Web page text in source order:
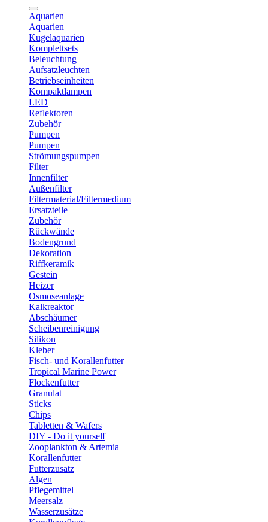
Aquarien
Aquarien
Kugelaquarien
Komplettsets
Beleuchtung
Aufsatzleuchten
Betriebseinheiten
Kompaktlampen
LED
Reflektoren
Zubehör
Pumpen
Pumpen
Strömungspumpen
Filter
Innenfilter
Außenfilter
Filtermaterial/Filtermedium
Ersatzteile
Zubehör
Rückwände
Bodengrund
Dekoration
Riffkeramik
Gestein
Heizer
Osmoseanlage
Kalkreaktor
Abschäumer
Scheibenreinigung
Silikon
Kleber
Fisch- und Korallenfutter
Tropical Marine Power
Flockenfutter
Granulat
Sticks
Chips
Tabletten & Wafers
DIY - Do it yourself
Zooplankton & Artemia
Korallenfutter
Futterzusatz
Algen
Pflegemittel
Meersalz
Wasserzusätze